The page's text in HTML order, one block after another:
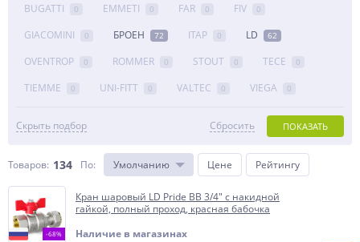
BUGATTI 0 EMMETI 0 FAR 0 FIV 0
GIACOMINI 0 БРОЕН 72 ITAP 0 LD 62
OVENTROP 0 ROMMER 0 STOUT 0 TECE 0
TIEMME 0 UNI-FITT 0 VALTEC 0 VIEGA 0
Скрыть подбор ПОКАЗАТЬ
Сбросить
Товаров: 134 По: Умолчанию Цене Рейтингу
-68%
Кран шаровый LD Pride ВВ 3/4" с накидной
гайкой, полный проход, красная бабочка
Наличие в магазинах